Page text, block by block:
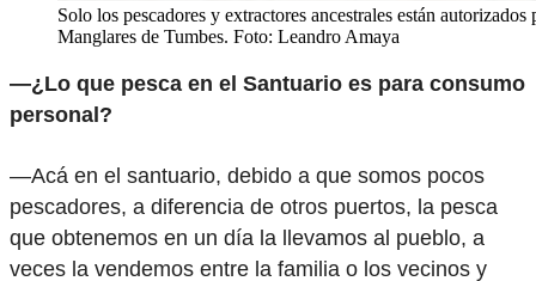
Solo los pescadores y extractores ancestrales están
Manglares de Tumbes. Foto: Leandro Amaya
—¿Lo que pesca en el Santuario es para consumo
personal?
—Acá en el santuario, debido a que somos pocos
pescadores, a diferencia de otros puertos, la pesca
que obtenemos en un día la llevamos al pueblo, a
veces la vendemos entre la familia o los vecinos y